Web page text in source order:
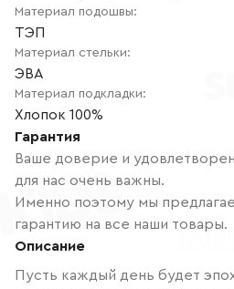
Материал подошвы:
ТЭП
Материал стельки:
ЭВА
Материал подкладки:
Хлопок 100%
Гарантия
Ваше доверие и
для нас очень важны.
Именно поэтому мы
гарантию на все наши товары.
Описание
Пусть каждый день будет